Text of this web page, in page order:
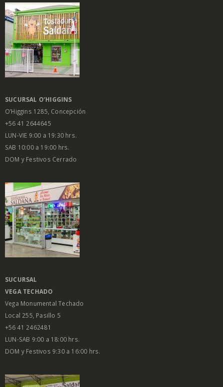
SUCURSAL O’HIGGINS
O’Higgins 1285, Concepción
+56 41 2644645
LUN-VIE 9:00 a 19:30 hrs.
SAB 10:00 a 19:00 hrs.
DOM y Festivos Cerrado
SUCURSAL
VEGA TECHADO
Vega Monumental Techado
Local 255, Pasillo 5
+56 41 2462481
LUN-SAB 9:00 a 18:00 hrs.
DOM y Festivos 9:30 a 16:00 hrs.